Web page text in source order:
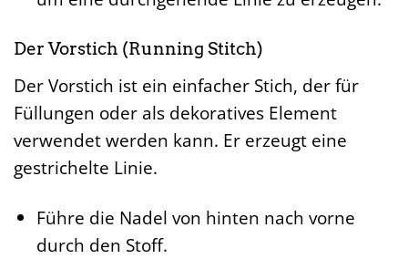
Der Vorstich (Running Stitch)
Der Vorstich ist ein einfacher Stich, der für
Füllungen oder als dekoratives Element
verwendet werden kann. Er erzeugt eine
gestrichelte Linie.
Führe die Nadel von hinten nach vorne
durch den Stoff.